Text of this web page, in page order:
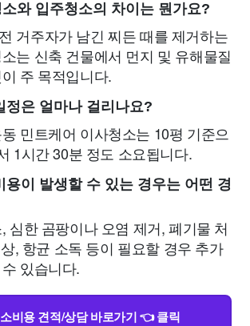
와 입주청소의 차이는 뭔가요?
거주자가 남긴 찌든 때를 제거하는
는 신축 건물에서 먼지 및 유해물질
주 목적입니다.
정은 얼마나 걸리나요?
민트케어 이사청소는 10평 기준으
1시간 30분 정도 소요됩니다.
용이 발생할 수 있는 경우는 어떤 경
심한 곰팡이나 오염 제거, 폐기물 처
, 항균 소독 등이 필요할 경우 추가
있습니다.
비용 견적/상담 바로가기 👈 클릭